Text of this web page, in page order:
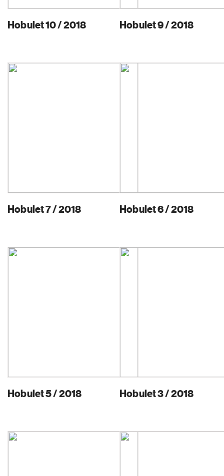
Hobulet 10 / 2018 Hobulet 9 / 2018
Hobulet 7 / 2018 Hobulet 6 / 2018
Hobulet 5 / 2018 Hobulet 3 / 2018